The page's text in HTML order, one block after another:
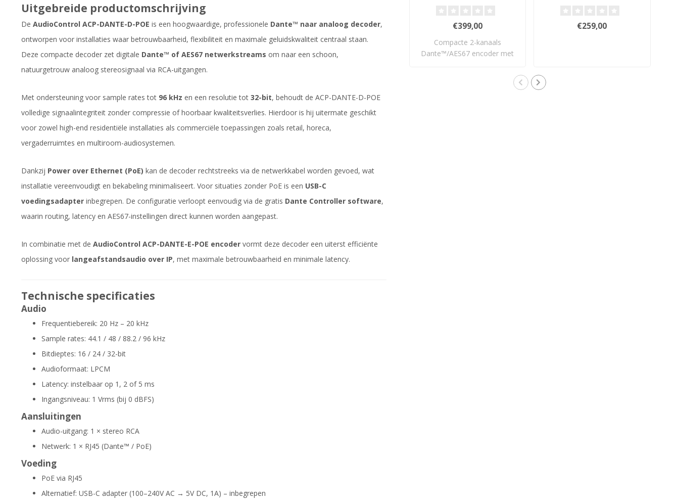
Uitgebreide productomschrijving
De AudioControl ACP-DANTE-D-POE is een hoogwaardige, professionele Dante™ naar analoog decoder,
ontworpen voor installaties waar betrouwbaarheid, flexibiliteit en maximale geluidskwaliteit centraal staan.
Deze compacte decoder zet digitale Dante™ of AES67 netwerkstreams om naar een schoon,
natuurgetrouw analoog stereosignaal via RCA-uitgangen.
Met ondersteuning voor sample rates tot 96 kHz en een resolutie tot 32-bit, behoudt de ACP-DANTE-D-POE
volledige signaalintegriteit zonder compressie of hoorbaar kwaliteitsverlies. Hierdoor is hij uitermate geschikt
voor zowel high-end residentiële installaties als commerciële toepassingen zoals retail, horeca,
vergaderruimtes en multiroom-audiosystemen.
Dankzij Power over Ethernet (PoE) kan de decoder rechtstreeks via de netwerkkabel worden gevoed, wat
installatie vereenvoudigt en bekabeling minimaliseert. Voor situaties zonder PoE is een USB-C
voedingsadapter inbegrepen. De configuratie verloopt eenvoudig via de gratis Dante Controller software,
waarin routing, latency en AES67-instellingen direct kunnen worden aangepast.
In combinatie met de AudioControl ACP-DANTE-E-POE encoder vormt deze decoder een uiterst efficiënte
oplossing voor langeafstandsaudio over IP, met maximale betrouwbaarheid en minimale latency.
Technische specificaties
Audio
Frequentiebereik: 20 Hz – 20 kHz
Sample rates: 44.1 / 48 / 88.2 / 96 kHz
Bitdieptes: 16 / 24 / 32-bit
Audioformaat: LPCM
Latency: instelbaar op 1, 2 of 5 ms
Ingangsniveau: 1 Vrms (bij 0 dBFS)
Aansluitingen
Audio-uitgang: 1 × stereo RCA
Netwerk: 1 × RJ45 (Dante™ / PoE)
Voeding
PoE via RJ45
Alternatief: USB-C adapter (100–240V AC → 5V DC, 1A) – inbegrepen
€399,00
Compacte 2-kanaals
Dante™/AES67 encoder met
€259,00